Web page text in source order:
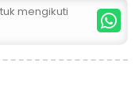
mengikuti